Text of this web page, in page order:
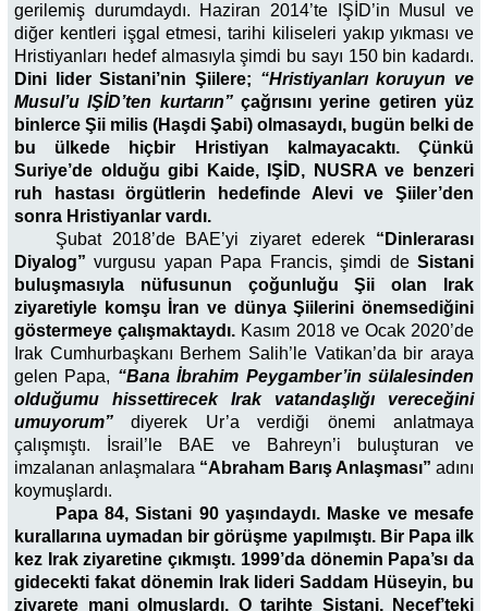
gerilemiş durumdaydı. Haziran 2014’te IŞİD’in Musul ve
diğer kentleri işgal etmesi, tarihi kiliseleri yakıp yıkması ve
Hristiyanları hedef almasıyla şimdi bu sayı 150 bin kadardı.
Dini lider Sistani’nin Şiilere; “Hristiyanları koruyun ve
Musul’u IŞİD’ten kurtarın”çağrısını yerine getiren yüz
binlerce Şii milis (Haşdi Şabi) olmasaydı, bugün belki de
bu ülkede hiçbir Hristiyan kalmayacaktı. Çünkü
Suriye’de olduğu gibi Kaide, IŞİD, NUSRA ve benzeri
ruh hastası örgütlerin hedefinde Alevi ve Şiiler’den
sonra Hristiyanlar vardı.
Şubat 2018’de BAE’yi ziyaret ederek “Dinlerarası
Diyalog” vurgusu yapan Papa Francis, şimdi de Sistani
buluşmasıyla nüfusunun çoğunluğu Şii olan Irak
ziyaretiyle komşu İran ve dünya Şiilerini önemsediğini
göstermeye çalışmaktaydı. Kasım 2018 ve Ocak 2020’de
Irak Cumhurbaşkanı Berhem Salih’le Vatikan’da bir araya
gelen Papa, “Bana İbrahim Peygamber’in sülalesinden
olduğumu hissettirecek Irak vatandaşlığı vereceğini
umuyorum” diyerek Ur’a verdiği önemi anlatmaya
çalışmıştı. İsrail’le BAE ve Bahreyn’i buluşturan ve
imzalanan anlaşmalara “Abraham Barış Anlaşması” adını
koymuşlardı.
Papa 84, Sistani 90 yaşındaydı. Maske ve mesafe
kurallarına uymadan bir görüşme yapılmıştı. Bir Papa ilk
kez Irak ziyaretine çıkmıştı. 1999’da dönemin Papa’sı da
gidecekti fakat dönemin Irak lideri Saddam Hüseyin, bu
ziyarete mani olmuşlardı. O tarihte Sistani, Necef’teki